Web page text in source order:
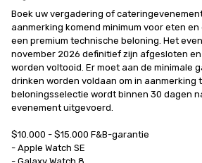
Boek uw vergadering of
aanmerking komend minimum voor eten
een premium technische beloning. Het
november 2026 definitief zijn afgesloten en
worden voltooid. Er moet aan de minimale
drinken worden voldaan om in aanmerking
beloningsselectie wordt binnen 30 dagen
evenement uitgevoerd.
$10.000 - $15.000 F&B-garantie
- Apple Watch SE
- Galaxy Watch 8